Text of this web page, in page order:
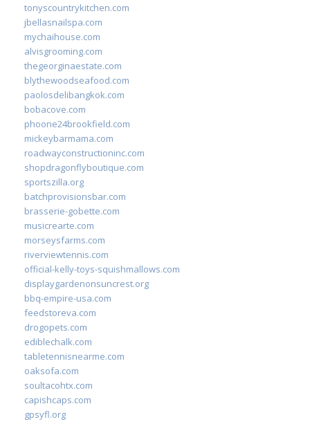
tonyscountrykitchen.com
jbellasnailspa.com
mychaihouse.com
alvisgrooming.com
thegeorginaestate.com
blythewoodseafood.com
paolosdelibangkok.com
bobacove.com
phoone24brookfield.com
mickeybarmama.com
roadwayconstructioninc.com
shopdragonflyboutique.com
sportszilla.org
batchprovisionsbar.com
brasserie-gobette.com
musicrearte.com
morseysfarms.com
riverviewtennis.com
official-kelly-toys-squishmallows.com
displaygardenonsuncrest.org
bbq-empire-usa.com
feedstoreva.com
drogopets.com
ediblechalk.com
tabletennisnearme.com
oaksofa.com
soultacohtx.com
capishcaps.com
gpsyfl.org